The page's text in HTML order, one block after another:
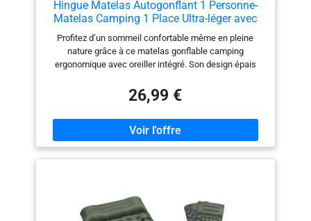
Hingue Matelas Autogonflant 1 Personne-
Matelas Camping 1 Place Ultra-léger avec
Pompe à Pied & Oreiller, Tapis Gonflable
Compact & Résistant à l'eau pour Trekking,
Randonnée, Plage & Tente- Bleu Foncé
Profitez d’un sommeil confortable même en pleine
nature grâce à ce matelas gonflable camping
ergonomique avec oreiller intégré. Son design épais
points de pression pour un sommeil réparateur après
une longue randonnée, un week-end à la plage ou une
nuit sous la tente avec votre matelas gonflable 1 place
autogonflant. Grâce à sa pompe à pied intégrée, ce
matelas autogonflant se gonfle rapidement en
seulement quelques minutes, sans effort et sans avoir
improvisées, ce matelas de plage gonflable vous
permet de vous installer confortablement partout en
26,99 €